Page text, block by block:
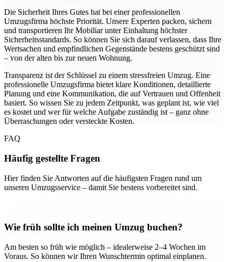
Die Sicherheit Ihres Gutes hat bei einer professionellen
Umzugsfirma höchste Priorität. Unsere Experten packen, sichern
und transportieren Ihr Mobiliar unter Einhaltung höchster
Sicherheitsstandards. So können Sie sich darauf verlassen, dass Ihre
Wertsachen und empfindlichen Gegenstände bestens geschützt sind
– von der alten bis zur neuen Wohnung.
Transparenz ist der Schlüssel zu einem stressfreien Umzug. Eine
professionelle Umzugsfirma bietet klare Konditionen, detaillierte
Planung und eine Kommunikation, die auf Vertrauen und Offenheit
basiert. So wissen Sie zu jedem Zeitpunkt, was geplant ist, wie viel
es kostet und wer für welche Aufgabe zuständig ist – ganz ohne
Überraschungen oder versteckte Kosten.
FAQ
Häufig gestellte Fragen
Hier finden Sie Antworten auf die häufigsten Fragen rund um
unseren Umzugsservice – damit Sie bestens vorbereitet sind.
Wie früh sollte ich meinen Umzug buchen?
Am besten so früh wie möglich – idealerweise 2–4 Wochen im
Voraus. So können wir Ihren Wunschtermin optimal einplanen.